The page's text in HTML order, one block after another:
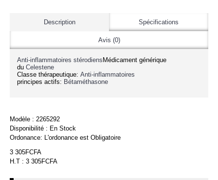
Description Spécifications
Avis (0)
Anti-inflammatoires stérodiens Médicament générique
du Celestene
Classe thérapeutique: Anti-inflammatoires
principes actifs: Bétaméthasone
Modèle : 2265292
Disponibilité : En Stock
Ordonance: L'ordonance est Obligatoire
3 305FCFA
H.T : 3 305FCFA